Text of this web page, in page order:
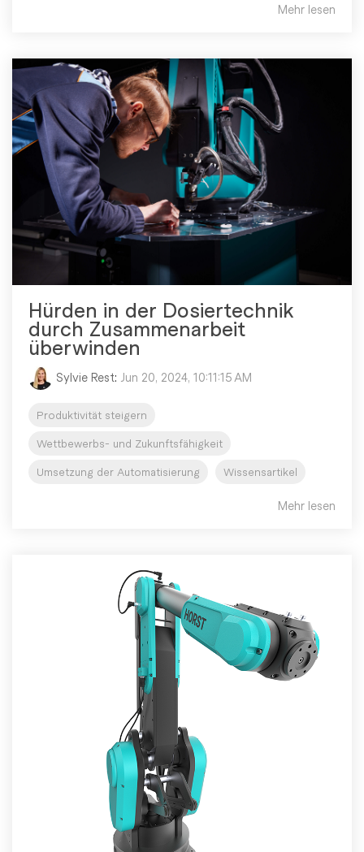
Mehr lesen
Hürden in der Dosiertechnik
durch Zusammenarbeit
überwinden
Sylvie Rest: Jun 20, 2024, 10:11:15 AM
Produktivität steigern
Wettbewerbs- und Zukunftsfähigkeit
Umsetzung der Automatisierung Wissensartikel
Mehr lesen